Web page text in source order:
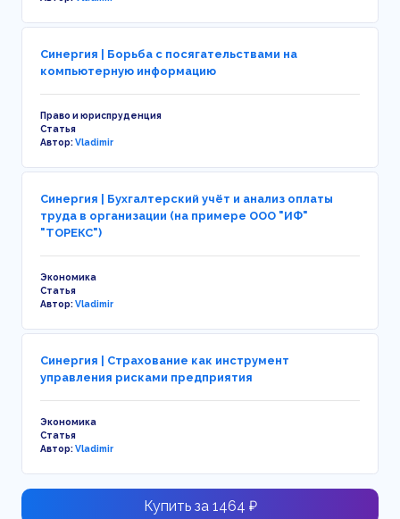
Синергия | Борьба с посягательствами на
компьютерную информацию
Право и юриспруденция
Статья
Автор:Vladimir
Синергия | Бухгалтерский учёт и анализ оплаты
труда в организации (на примере ООО "ИФ"
"ТОРЕКС")
Экономика
Статья
Автор:Vladimir
Синергия | Страхование как инструмент
управления рисками предприятия
Экономика
Статья
Автор:Vladimir
Купить за 1464 ₽